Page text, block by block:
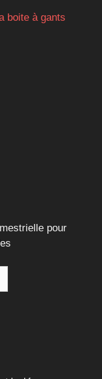
boite à gants
pour